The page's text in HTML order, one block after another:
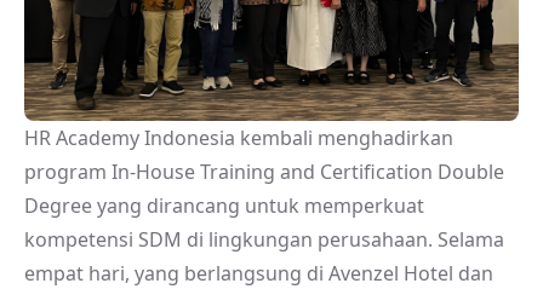
HR Academy Indonesia kembali menghadirkan
program In-House Training and Certification Double
Degree yang dirancang untuk memperkuat
kompetensi SDM di lingkungan perusahaan. Selama
empat hari, yang berlangsung di Avenzel Hotel dan